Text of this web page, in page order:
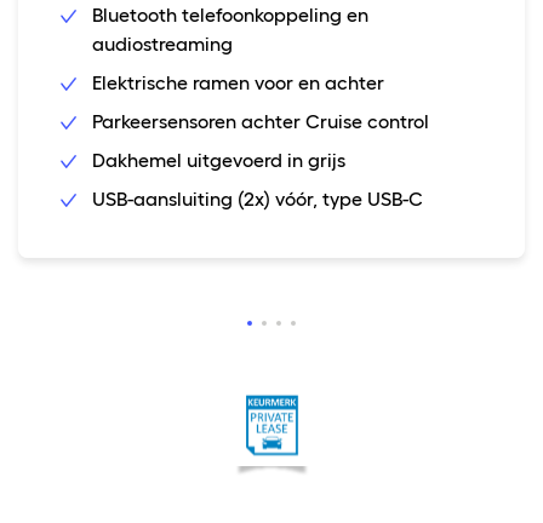
Bluetooth telefoonkoppeling en
audiostreaming
Elektrische ramen voor en achter
Parkeersensoren achter Cruise control
Dakhemel uitgevoerd in grijs
USB-aansluiting (2x) vóór, type USB-C